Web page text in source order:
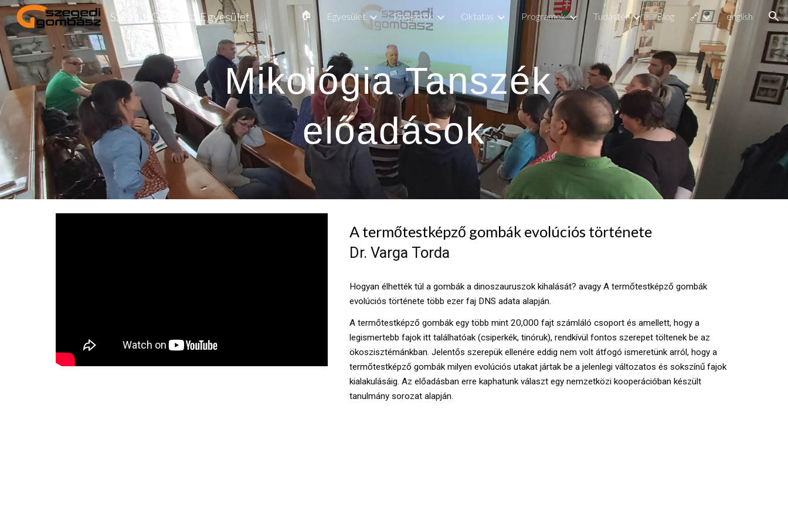
Skip to main content Skip to navigation
Szegedi Gombász Egyesület 🏠 Egyesület Projektek Oktatas Programok Tudástér Blog 🔗 english
Mikológia Tanszék
előadások
A termőtestképző gombák evolúciós története
Dr. Varga Torda
Hogyan élhették túl a gombák a dinoszauruszok kihalását? avagy A termőtestképző gombák
evolúciós története több ezer faj DNS adata alapján.
A termőtestképző gombák egy több mint 20,000 fajt számláló csoport és amellett, hogy a
legismertebb fajok itt találhatóak (csiperkék, tinóruk), rendkívül fontos szerepet töltenek be az
ökoszisztémánkban. Jelentős szerepük ellenére eddig nem volt átfogó ismeretünk arról, hogy a
termőtestképző gombák milyen evolúciós utakat jártak be a jelenlegi változatos és sokszínű fajok
kialakulásáig. Az előadásban erre kaphatunk választ egy nemzetközi kooperációban készült
tanulmány sorozat alapján.